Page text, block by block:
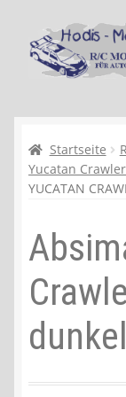
Zur
Navigation
springen
Zum
Inhalt
springen
Kasse
Mein Konto
Recycling,
Shop
Warenkorb
Ablauf einer
Startseite
Yucatan
YUCATAN